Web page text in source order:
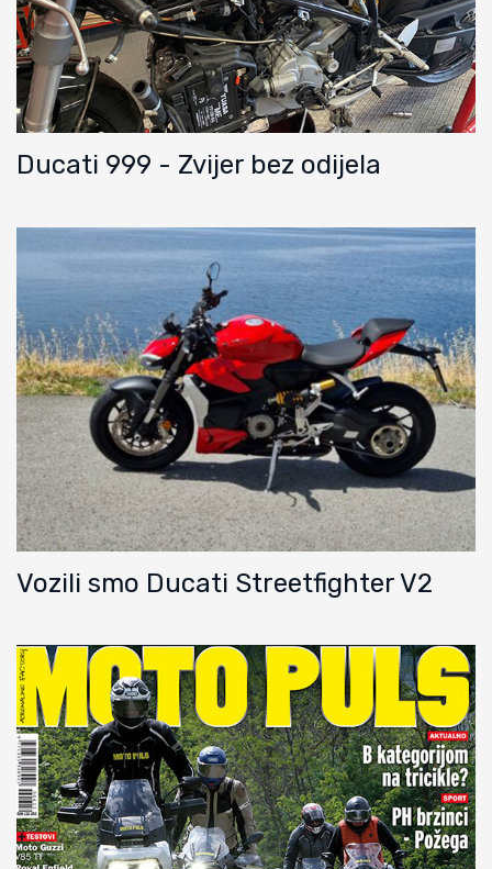
Ducati 999 - Zvijer bez odijela
Vozili smo Ducati Streetfighter V2